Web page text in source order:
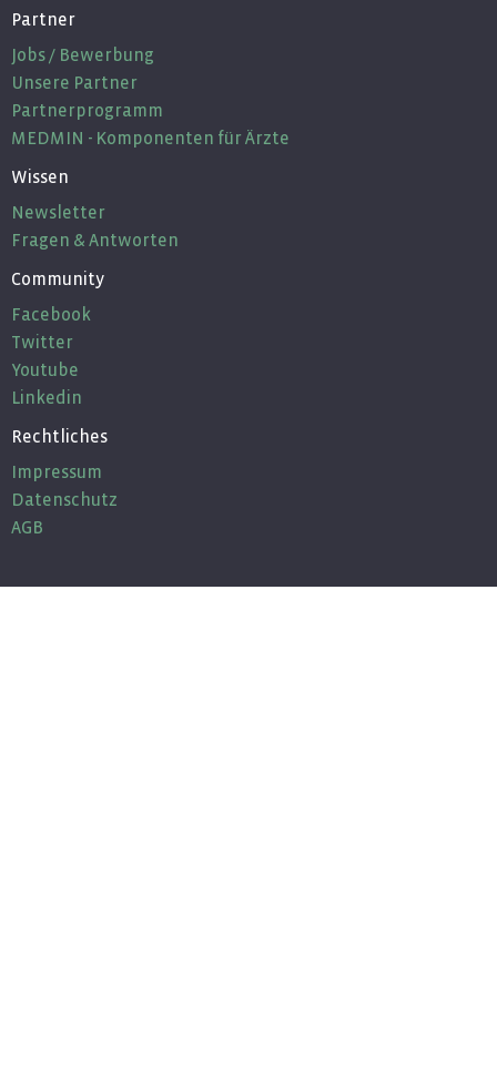
Partner
Jobs / Bewerbung
Unsere Partner
Partnerprogramm
MEDMIN - Komponenten für Ärzte
Wissen
Newsletter
Fragen & Antworten
Community
Facebook
Twitter
Youtube
Linkedin
Rechtliches
Impressum
Datenschutz
AGB